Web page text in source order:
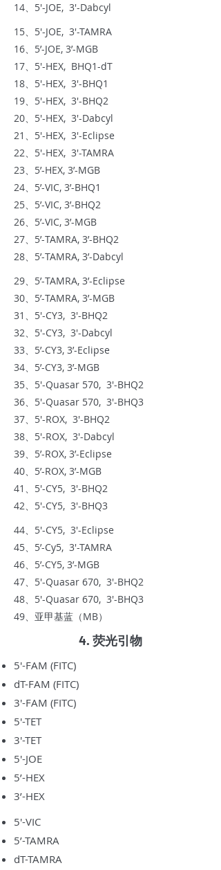
14、5'-JOE, 3'-Dabcyl
15、5'-JOE, 3'-TAMRA
16、5’-JOE, 3’-MGB
17、5'-HEX, BHQ1-dT
18、5'-HEX, 3'-BHQ1
19、5'-HEX, 3'-BHQ2
20、5'-HEX, 3'-Dabcyl
21、5'-HEX, 3'-Eclipse
22、5'-HEX, 3'-TAMRA
23、5’-HEX, 3’-MGB
24、5’-VIC, 3’-BHQ1
25、5’-VIC, 3’-BHQ2
26、5’-VIC, 3’-MGB
27、5’-TAMRA, 3’-BHQ2
28、5’-TAMRA, 3’-Dabcyl
29、5’-TAMRA, 3’-Eclipse
30、5’-TAMRA, 3’-MGB
31、5'-CY3, 3'-BHQ2
32、5'-CY3, 3'-Dabcyl
33、5’-CY3, 3’-Eclipse
34、5’-CY3, 3’-MGB
35、5'-Quasar 570, 3'-BHQ2
36、5'-Quasar 570, 3'-BHQ3
37、5'-ROX, 3'-BHQ2
38、5'-ROX, 3'-Dabcyl
39、5’-ROX, 3’-Eclipse
40、5’-ROX, 3’-MGB
41、5'-CY5, 3'-BHQ2
42、5'-CY5, 3'-BHQ3
44、5'-CY5, 3'-Eclipse
45、5’-Cy5, 3'-TAMRA
46、5’-CY5, 3’-MGB
47、5'-Quasar 670, 3'-BHQ2
48、5'-Quasar 670, 3'-BHQ3
49、亚甲基蓝（MB）
4. 荧光引物
5'-FAM (FITC)
dT-FAM (FITC)
3'-FAM (FITC)
5'-TET
3'-TET
5'-JOE
5’-HEX
3’-HEX
5'-VIC
5’-TAMRA
dT-TAMRA